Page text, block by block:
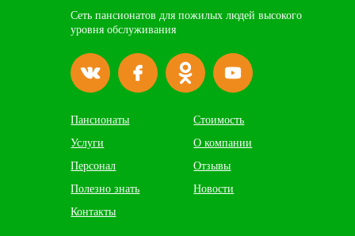
Сеть пансионатов для пожилых людей высокого
уровня обслуживания
Пансионаты
Стоимость
Услуги
О компании
Персонал
Отзывы
Полезно знать
Новости
Контакты